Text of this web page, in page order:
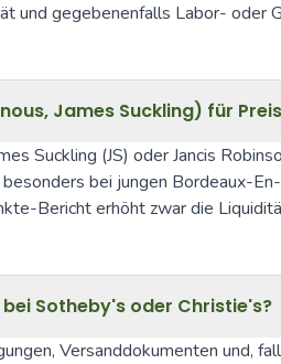
und gegebenenfalls Labor- oder
James Suckling) für
Suckling (JS) oder Jancis
bei jungen Bordeaux-
Bericht erhöht zwar die
Sotheby's oder Christie's?
Versanddokumenten und,